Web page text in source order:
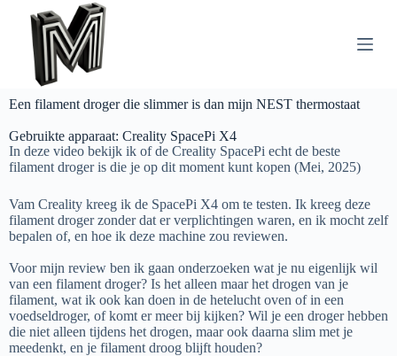
d
i
n
h
u
d
Een filament droger die slimmer is dan mijn NEST thermostaat
Gebruikte apparaat: Creality SpacePi X4
In deze video bekijk ik of de Creality SpacePi echt de beste
filament droger is die je op dit moment kunt kopen (Mei, 2025)
Vam Creality kreeg ik de SpacePi X4 om te testen. Ik kreeg deze
filament droger zonder dat er verplichtingen waren, en ik mocht zelf
bepalen of, en hoe ik deze machine zou reviewen.
Voor mijn review ben ik gaan onderzoeken wat je nu eigenlijk wil
van een filament droger? Is het alleen maar het drogen van je
filament, wat ik ook kan doen in de hetelucht oven of in een
voedseldroger, of komt er meer bij kijken? Wil je een droger hebben
die niet alleen tijdens het drogen, maar ook daarna slim met je
meedenkt, en je filament droog blijft houden?